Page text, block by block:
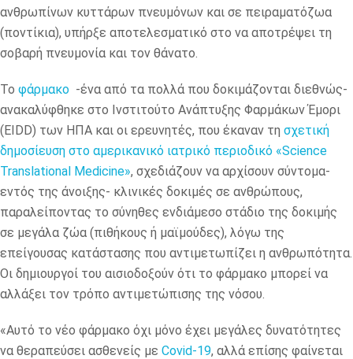
ανθρωπίνων κυττάρων πνευμόνων και σε πειραματόζωα
(ποντίκια), υπήρξε αποτελεσματικό στο να αποτρέψει τη
σοβαρή πνευμονία και τον θάνατο.
Το φάρμακο -ένα από τα πολλά που δοκιμάζονται διεθνώς-
ανακαλύφθηκε στο Ινστιτούτο Ανάπτυξης Φαρμάκων Έμορι
(EIDD) των ΗΠΑ και οι ερευνητές, που έκαναν τη σχετική
δημοσίευση στο αμερικανικό ιατρικό περιοδικό «Science
Translational Medicine», σχεδιάζουν να αρχίσουν σύντομα-
εντός της άνοιξης- κλινικές δοκιμές σε ανθρώπους,
παραλείποντας το σύνηθες ενδιάμεσο στάδιο της δοκιμής
σε μεγάλα ζώα (πιθήκους ή μαϊμούδες), λόγω της
επείγουσας κατάστασης που αντιμετωπίζει η ανθρωπότητα.
Οι δημιουργοί του αισιοδοξούν ότι το φάρμακο μπορεί να
αλλάξει τον τρόπο αντιμετώπισης της νόσου.
«Αυτό το νέο φάρμακο όχι μόνο έχει μεγάλες δυνατότητες
να θεραπεύσει ασθενείς με Covid-19, αλλά επίσης φαίνεται